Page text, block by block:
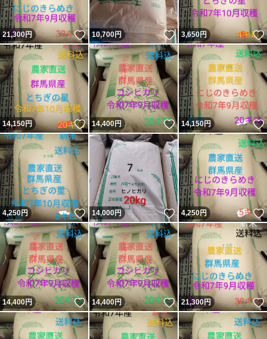
21,300円 いいね！
10,700円 いいね！
3,650円
14,150円 いいね！
14,400円 いいね！
14,150円
4,250円 いいね！
14,000円 いいね！
4,250円
14,400円 いいね！
14,400円 いいね！
21,300円